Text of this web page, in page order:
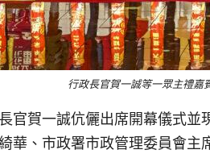
行政長官賀一誠等一眾主禮
官賀一誠伉儷出席開幕儀式並
華、市政署市政管理委員會主